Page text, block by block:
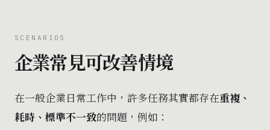
SCENARIOS
企業常見可改善情境
在一般企業日常工作中，許多任務其實都存在重複、
耗時、標準不一致的問題，例如：